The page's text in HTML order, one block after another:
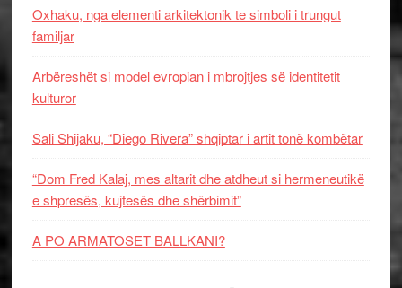
Oxhaku, nga elementi arkitektonik te simboli i trungut
familjar
Arbëreshët si model evropian i mbrojtjes së identitetit
kulturor
Sali Shijaku, “Diego Rivera” shqiptar i artit tonë kombëtar
“Dom Fred Kalaj, mes altarit dhe atdheut si hermeneutikë
e shpresës, kujtesës dhe shërbimit”
A PO ARMATOSET BALLKANI?